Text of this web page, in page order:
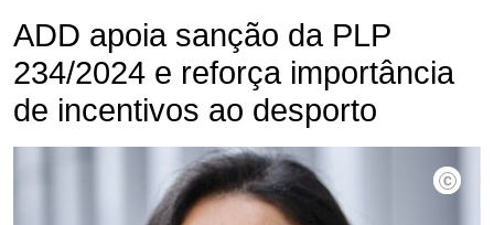
ADD apoia sanção da PLP
234/2024 e reforça importância
de incentivos ao desporto